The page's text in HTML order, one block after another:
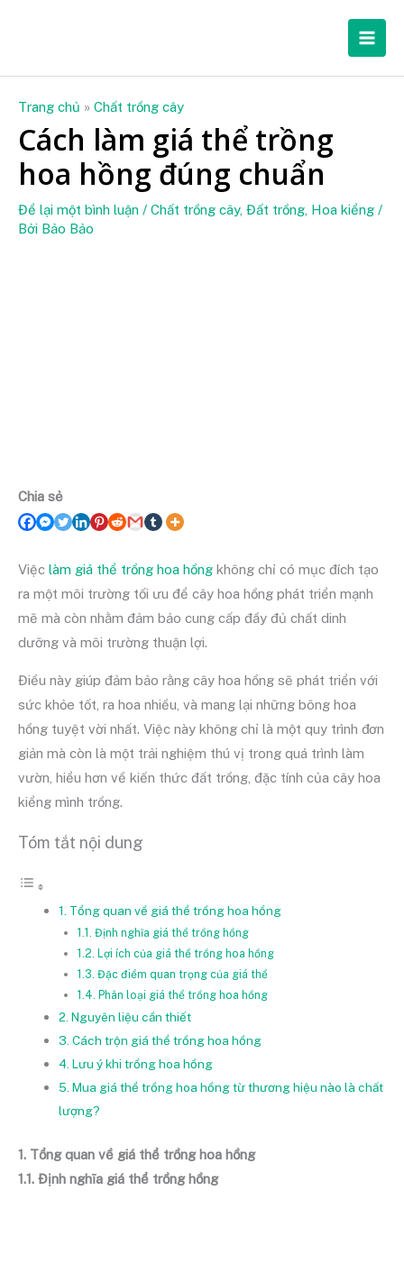
Main
Trang chủ » Chất trồng cây
Cách làm giá thể trồng
hoa hồng đúng chuẩn
Để lại một bình luận / Chất trồng cây, Đất trồng, Hoa kiểng /
Bởi Bảo Bảo
Chia sẻ
Việc làm giá thể trồng hoa hồng không chỉ có mục đích tạo
ra một môi trường tối ưu để cây hoa hồng phát triển mạnh
mẽ mà còn nhằm đảm bảo cung cấp đầy đủ chất dinh
dưỡng và môi trường thuận lợi.
Điều này giúp đảm bảo rằng cây hoa hồng sẽ phát triển với
sức khỏe tốt, ra hoa nhiều, và mang lại những bông hoa
hồng tuyệt vời nhất. Việc này không chỉ là một quy trình đơn
giản mà còn là một trải nghiệm thú vị trong quá trình làm
vườn, hiểu hơn về kiến thức đất trồng, đặc tính của cây hoa
kiểng mình trồng.
Tóm tắt nội dung
1. Tổng quan về giá thể trồng hoa hồng
1.1. Định nghĩa giá thể trồng hồng
1.2. Lợi ích của giá thể trồng hoa hồng
1.3. Đặc điểm quan trọng của giá thể
1.4. Phân loại giá thể trồng hoa hồng
2. Nguyên liệu cần thiết
3. Cách trộn giá thể trồng hoa hồng
4. Lưu ý khi trồng hoa hồng
5. Mua giá thể trồng hoa hồng từ thương hiệu nào là chất
lượng?
1. Tổng quan về giá thể trồng hoa hồng
1.1. Định nghĩa giá thể trồng hồng